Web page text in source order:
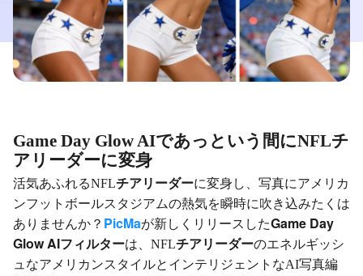
Game Day Glow AIであっという間にNFLチ
アリーダーに変身
活気あふれるNFLチアリーダーに変身し、写真にアメリカ
ンフットボールスタジアムの熱気を瞬時に吹き込みたくは
ありませんか？ PicMaが新しくリリースしたGame Day
Glow AIフィルターは、NFLチアリーダーのエネルギッシ
ュなアメリカンスタイルとインテリジェントなAI写真編